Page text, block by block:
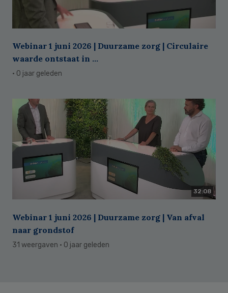
Webinar 1 juni 2026 | Duurzame zorg | Circulaire
waarde ontstaat in ...
· 0 jaar geleden
32:08
Webinar 1 juni 2026 | Duurzame zorg | Van afval
naar grondstof
31 weergaven · 0 jaar geleden